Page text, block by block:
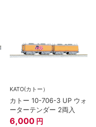
KATO(カトー）
カトー 10-706-3 UP ウォ
ーターテンダー 2両入
6,000 円